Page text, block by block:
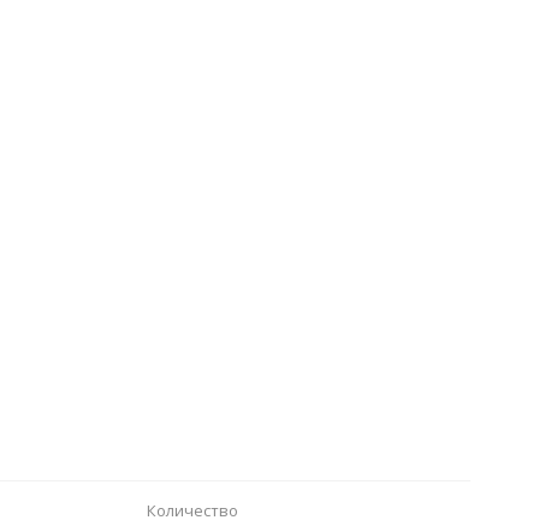
Количество